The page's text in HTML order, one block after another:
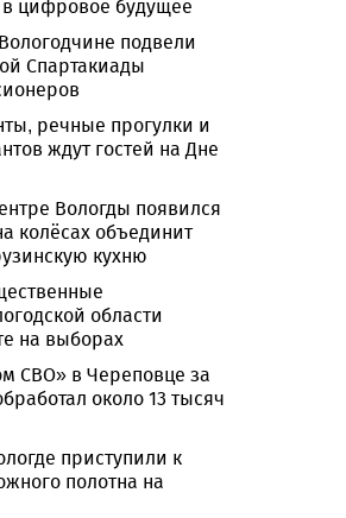
цифровое будущее
подвели
Спартакиады
речные прогулки и
ждут гостей на Дне
Вологды появился
колёсах объединит
кухню
области
на выборах
СВО» в Череповце за
около 13 тысяч
приступили к
полотна на